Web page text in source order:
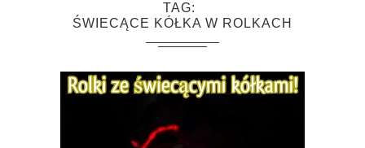
TAG
ŚWIECĄCE KÓŁKA W ROLKACH